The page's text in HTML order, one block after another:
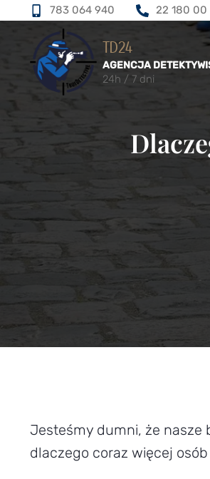
783 064 940 22 180 00
TD24
AGENCJA
24h / 7 dni
Jesteśmy dumni, że
dlaczego coraz więcej